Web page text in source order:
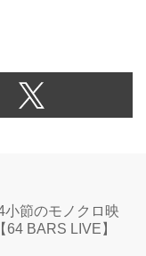
節のモノクロ映
BARS LIVE】